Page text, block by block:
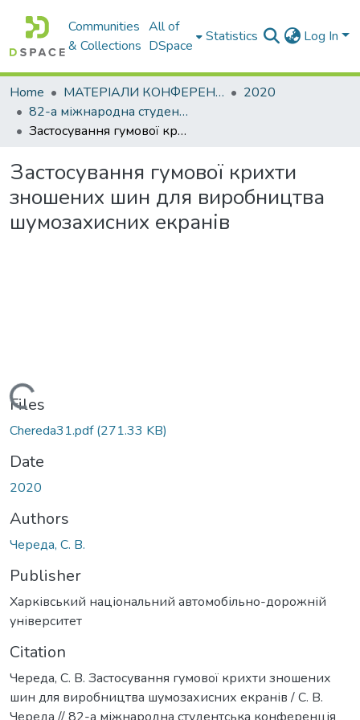
Communities
& Collections
All of
DSpace
Statistics Log In
Home МАТЕРІАЛИ КОНФЕРЕНЦІЙ
2020
82-а міжнародна студентська конференція університету. Секція кафедри екології : збірка матеріалів
Застосування гумової крихти зношених шин для виробництва шумозахисних екранів
Застосування гумової крихти
зношених шин для виробництва
шумозахисних екранів
Loading...
Files
Chereda31.pdf(271.33 KB)
Date
2020
Authors
Череда, С. В.
Publisher
Харківський національний автомобільно-дорожній
університет
Citation
Череда, С. В. Застосування гумової крихти зношених
шин для виробництва шумозахисних екранів / С. В.